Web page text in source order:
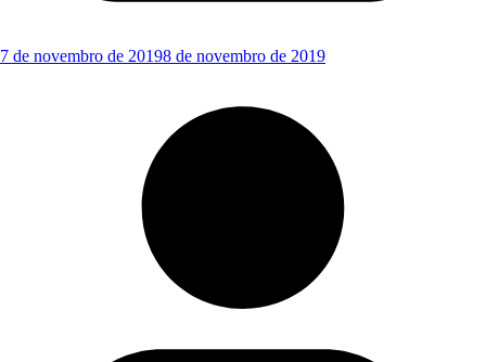
7 de novembro de 20198 de novembro de 2019